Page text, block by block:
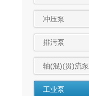
冲压泵
排污泵
轴(混)(贯)流泵
工业泵